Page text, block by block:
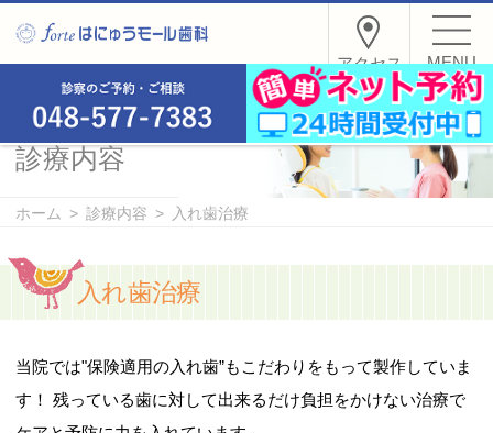
MENU
アクセス
診療内容
ホーム 診療内容 入れ歯治療
入れ歯治療
当院では"保険適用の入れ歯”もこだわりをもって製作していま
す！ 残っている歯に対して出来るだけ負担をかけない治療で